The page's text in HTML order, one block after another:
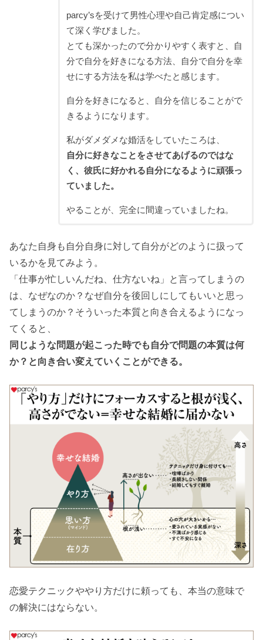
parcy’sを受けて男性心理や自己肯定感につい
て深く学びました。
とても深かったので分かりやすく表すと、自
分で自分を好きになる方法、自分で自分を幸
せにする方法を私は学べたと感じます。
自分を好きになると、自分を信じることがで
きるようになります。
私がダメダメな婚活をしていたころは、
自分に好きなことをさせてあげるのではな
く、彼氏に好かれる自分になるように頑張っ
ていました。
やることが、完全に間違っていましたね。
あなた自身も自分自身に対して自分がどのように扱って
いるかを見てみよう。
「仕事が忙しいんだね、仕方ないね」と言ってしまうの
は、なぜなのか？なぜ自分を後回しにしてもいいと思っ
てしまうのか？そういった本質と向き合えるようになっ
てくると、
同じような問題が起こった時でも自分で問題の本質は何
か？と向き合い変えていくことができる。
恋愛テクニックややり方だけに頼っても、本当の意味で
の解決にはならない。